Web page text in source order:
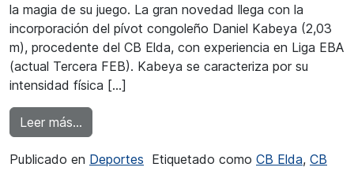
la magia de su juego. La gran novedad llega con la
incorporación del pívot congoleño Daniel Kabeya (2,03
m), procedente del CB Elda, con experiencia en Liga EBA
(actual Tercera FEB). Kabeya se caracteriza por su
intensidad física […]
Leer más…
Publicado en Deportes Etiquetado como CB Elda, CB